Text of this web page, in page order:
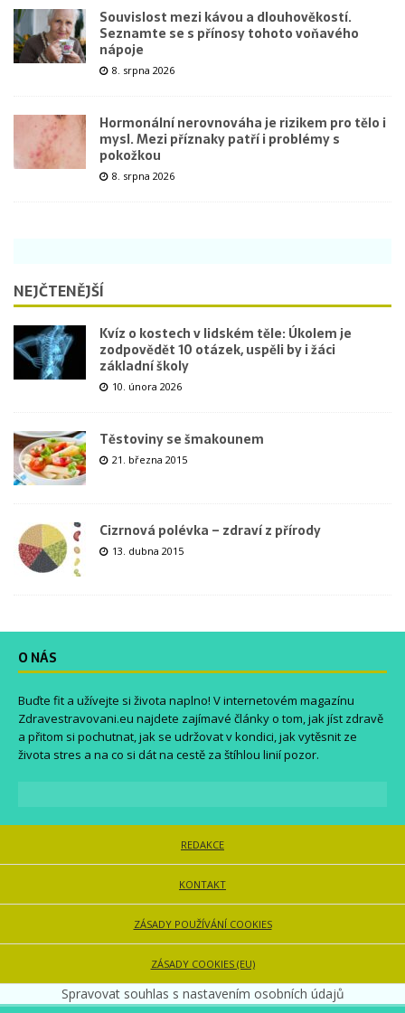
Souvislost mezi kávou a dlouhověkostí.
Seznamte se s přínosy tohoto voňavého
nápoje
8. srpna 2026
Hormonální nerovnováha je rizikem pro tělo i
mysl. Mezi příznaky patří i problémy s
pokožkou
8. srpna 2026
NEJČTENĚJŠÍ
Kvíz o kostech v lidském těle: Úkolem je
zodpovědět 10 otázek, uspěli by i žáci
základní školy
10. února 2026
Těstoviny se šmakounem
21. března 2015
Cizrnová polévka – zdraví z přírody
13. dubna 2015
O NÁS
Buďte fit a užívejte si života naplno! V internetovém magazínu
Zdravestravovani.eu najdete zajímavé články o tom, jak jíst zdravě
a přitom si pochutnat, jak se udržovat v kondici, jak vytěsnit ze
života stres a na co si dát na cestě za štíhlou linií pozor.
REDAKCE
KONTAKT
ZÁSADY POUŽÍVÁNÍ COOKIES
ZÁSADY COOKIES (EU)
Spravovat souhlas s nastavením osobních údajů